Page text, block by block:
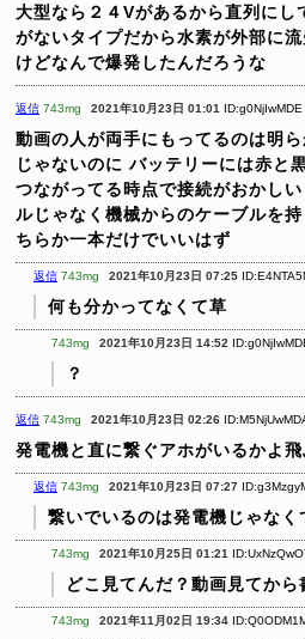
大型なら２４Vがあるから直列にし
がないタイプだから水素が外部に
けどなんで爆発したんだろうな
返信 743mg 2021年10月23日 01:01 ID:g0NjIwMDE
動画の人が両手にもってるのは明
じゃないのに バッテリーには赤と
つながってる時点で接続がおかしい
ルじゃなく機械からのケーブルを
ちらか一本だけでいいはず
返信 743mg 2021年10月23日 07:25
何も分かってなくて草
743mg 2021年10月23日 14:52
？
返信 743mg 2021年10月23日 02:26
発電機と直に繋ぐアホがいるかよ
返信 743mg 2021年10月23日 07:27
繋いでいるのは発電機じゃな
743mg 2021年10月25日 01:21
どこ見てんだ？動画見てから
743mg 2021年11月02日 19:34